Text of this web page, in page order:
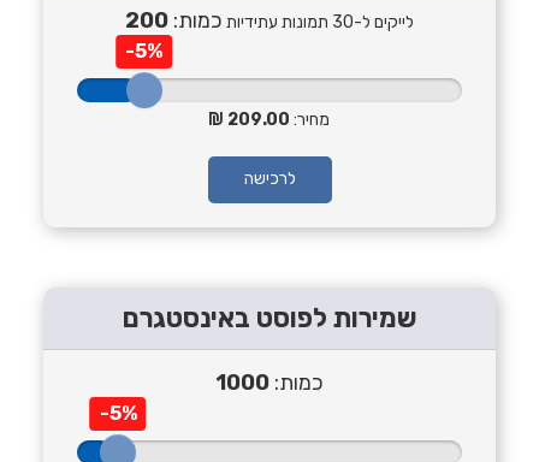
לייקים ל-30 תמונות עתידיות כמות: 200
-5%
מחיר: 209.00
לרכישה
שמירות לפוסט באינסטגרם
כמות: 1000
-5%